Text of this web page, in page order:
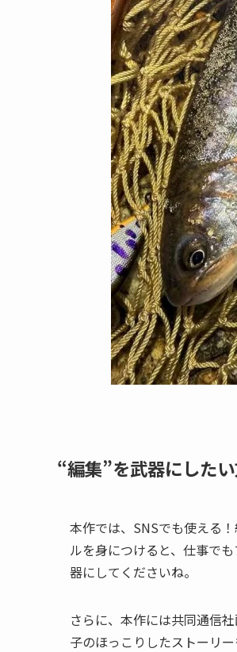
“編集”を武器にしたい
本作では、SNSでも使える
ルを身につけると、仕事で
器にしてくださいね。
さらに、本作には共同通信
子のほっこりしたストーリ